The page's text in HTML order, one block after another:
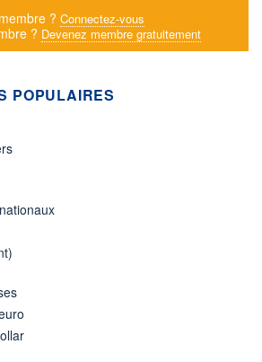
? Connectez-vous
? Devenez membre gratuitement
POPULAIRES